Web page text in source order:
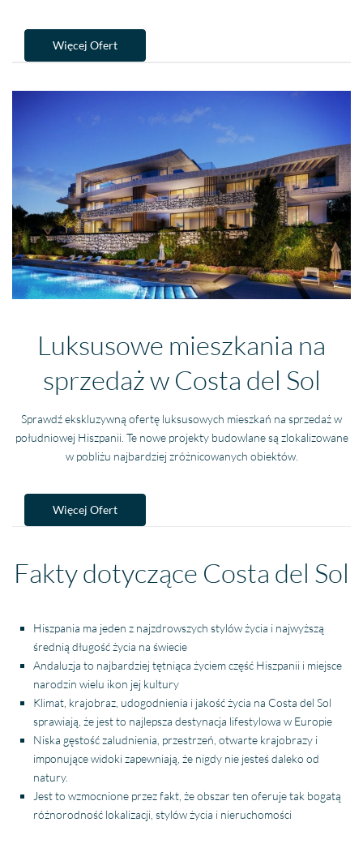
Więcej Ofert
Luksusowe mieszkania na
sprzedaż w Costa del Sol
Sprawdź ekskluzywną ofertę luksusowych mieszkań na sprzedaż w
południowej Hiszpanii. Te nowe projekty budowlane są zlokalizowane
w pobliżu najbardziej zróżnicowanych obiektów.
Więcej Ofert
Fakty dotyczące Costa del Sol
Hiszpania ma jeden z najzdrowszych stylów życia i najwyższą
średnią długość życia na świecie
Andaluzja to najbardziej tętniąca życiem część Hiszpanii i miejsce
narodzin wielu ikon jej kultury
Klimat, krajobraz, udogodnienia i jakość życia na Costa del Sol
sprawiają, że jest to najlepsza destynacja lifestylowa w Europie
Niska gęstość zaludnienia, przestrzeń, otwarte krajobrazy i
imponujące widoki zapewniają, że nigdy nie jesteś daleko od
natury.
Jest to wzmocnione przez fakt, że obszar ten oferuje tak bogatą
różnorodność lokalizacji, stylów życia i nieruchomości